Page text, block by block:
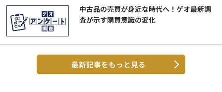
中古品の売買が身近な時代へ！ゲオ最新調
査が示す購買意識の変化
最新記事をもっと見る